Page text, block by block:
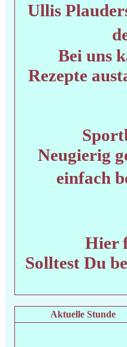
Ullis
Bei uns
Rezepte
Neugierig
einfach
Hier
Solltest Du
Aktuelle Stunde